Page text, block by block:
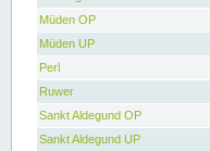
Müden OP
Müden UP
Perl
Ruwer
Sankt Aldegund OP
Sankt Aldegund UP